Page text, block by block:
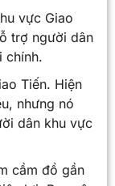
vực Giao
trợ người dân
chính.
Tiến. Hiện
nhưng nó
dân khu vực
cầm đồ gần